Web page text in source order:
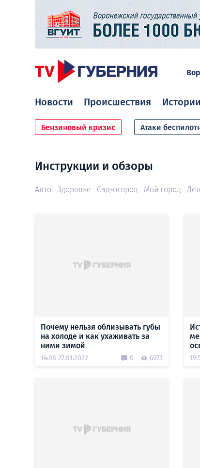
Новости Происшествия Истории
Бензиновый кризис Атаки
Инструкции и обзоры
Авто Здоровье Сад-огород Мой город
Почему нельзя облизывать губы
на холоде и как ухаживать за
ними зимой
14:08 27.01.2022 0 6973